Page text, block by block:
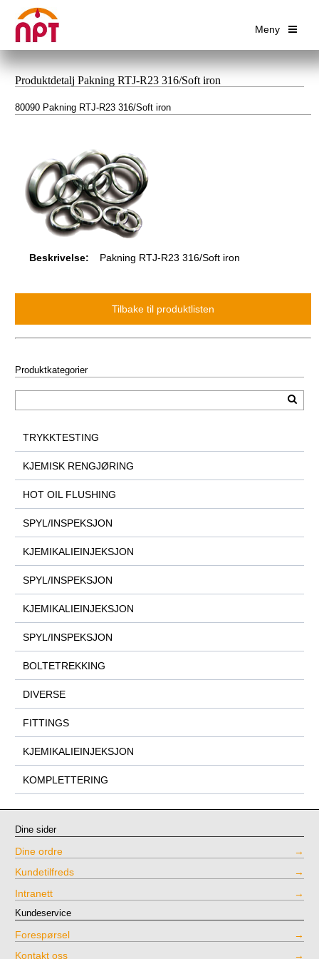
Meny
Produktdetalj Pakning RTJ-R23 316/Soft iron
80090 Pakning RTJ-R23 316/Soft iron
Beskrivelse: Pakning RTJ-R23 316/Soft iron
Produktkategorier
TRYKKTESTING
KJEMISK RENGJØRING
HOT OIL FLUSHING
SPYL/INSPEKSJON
KJEMIKALIEINJEKSJON
SPYL/INSPEKSJON
KJEMIKALIEINJEKSJON
SPYL/INSPEKSJON
BOLTETREKKING
DIVERSE
FITTINGS
KJEMIKALIEINJEKSJON
KOMPLETTERING
Dine sider
Dine ordre
Kundetilfreds
Intranett
Kundeservice
Forespørsel
Kontakt oss